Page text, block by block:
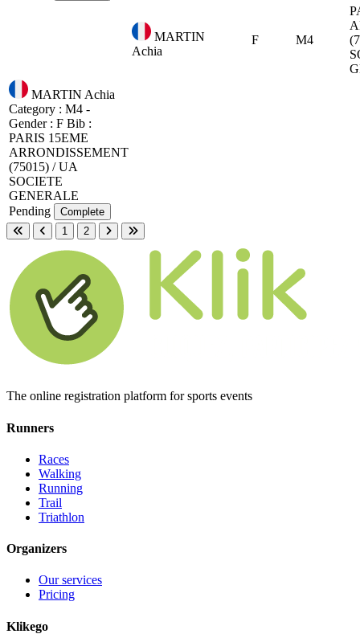
MARTIN
Achia
F M4
MARTIN Achia
Category : M4 -
Gender : F Bib :
PARIS 15EME
ARRONDISSEMENT
(75015) / UA
SOCIETE
GENERALE
Pending
Complete
First pagePrevious page
1
2
Next pageLast page
The online registration platform for sports events
Runners
Races
Walking
Running
Trail
Triathlon
Organizers
Our services
Pricing
Klikego